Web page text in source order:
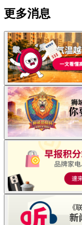
更多消息